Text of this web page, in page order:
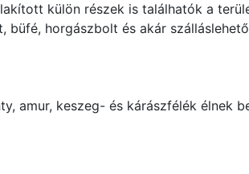
külön részek is találhatók a
horgászbolt és akár
amur, keszeg- és kárászfélék élnek